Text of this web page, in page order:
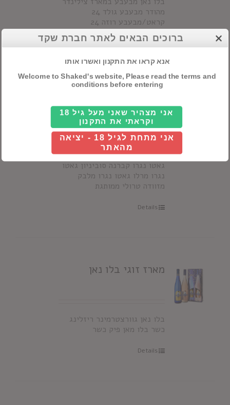
מהודר מבעבע גולד 24
קראט/מבעבע רוזה 24
קראט/מבעבע בלו
מארז גאטו נגרו מזוודה
גאטו נגרו קברנה סוביניון גאטו
נגרו מרלו גאטו נגרו מלבק
מזוודה טרולי ממותגת
Details
מארז זוגי בלו נאן
בלו נאן גוורצטרמינר ריזלינג
כשר בלו מאן פיק כשר
Details
ברוכים הבאים לאתר חברת שקד
אנא קראו את התקנון ואשרו אותו
Welcome to Shaked's website, Please read the terms and
conditions before entering
אני מצהיר שאני מעל גיל 18
וקראתי את התקנון
אני מתחת לגיל 18 - יציאה
מהאתר